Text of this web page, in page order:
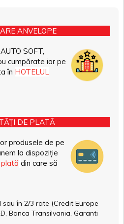
ANVELOPE
SOFT,
cumpărate iar pe
în HOTELUL
DE PLATĂ
produsele de pe
la dispoziție
din care să
în 2/3 rate (Credit Europe
Banca Transilvania, Garanti